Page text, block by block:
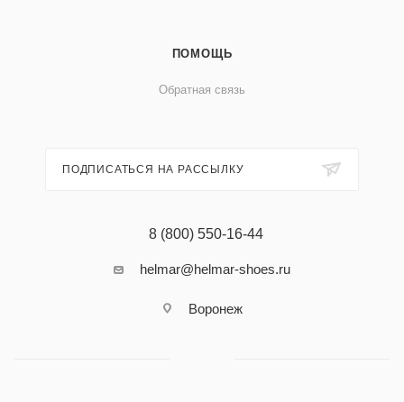
ПОМОЩЬ
Обратная связь
ПОДПИСАТЬСЯ НА РАССЫЛКУ
8 (800) 550-16-44
helmar@helmar-shoes.ru
Воронеж